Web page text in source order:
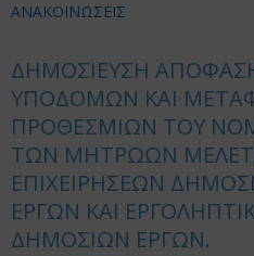
ΑΝΑΚΟΙΝΩΣΕΙΣ
ΔΗΜΟΣΙΕΥΣΗ
ΥΠΟΔΟΜΩΝ ΚΑΙ
ΠΡΟΘΕΣΜΙΩΝ ΤΟΥ
ΤΩΝ ΜΗΤΡΩΩΝ
ΕΠΙΧΕΙΡΗΣΕΩΝ
ΕΡΓΩΝ ΚΑΙ
ΔΗΜΟΣΙΩΝ ΕΡΓΩΝ.